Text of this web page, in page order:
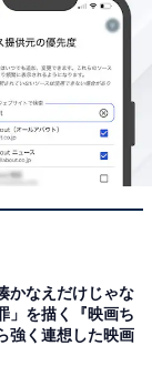
かなえだけじゃな
」を描く『映画ち
強く連想した映画